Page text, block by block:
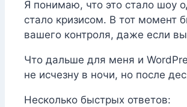
Я понимаю, что это стало шоу
стало кризисом. В тот момент
вашего контроля, даже если
Что дальше для меня и
не исчезну в ночи, но после
Несколько быстрых ответов: